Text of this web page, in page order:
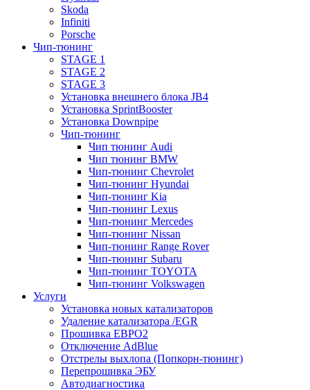
Skoda
Infiniti
Porsche
Чип-тюнинг
STAGE 1
STAGE 2
STAGE 3
Установка внешнего блока JB4
Установка SprintBooster
Установка Downpipe
Чип-тюнинг
Чип тюнинг Audi
Чип тюнинг BMW
Чип-тюнинг Chevrolet
Чип-тюнинг Hyundai
Чип-тюнинг Kia
Чип-тюнинг Lexus
Чип-тюнинг Mercedes
Чип-тюнинг Nissan
Чип-тюнинг Range Rover
Чип-тюнинг Subaru
Чип-тюнинг TOYOTA
Чип-тюнинг Volkswagen
Услуги
Установка новых катализаторов
Удаление катализатора /EGR
Прошивка ЕВРО2
Отключение AdBlue
Отстрелы выхлопа (Попкорн-тюнинг)
Перепрошивка ЭБУ
Автодиагностика